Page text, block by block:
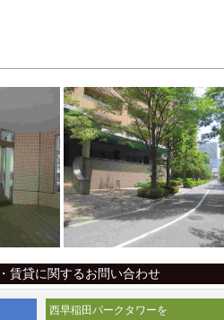
賃貸に関するお問い合わせ
西早稲田パークタワーを